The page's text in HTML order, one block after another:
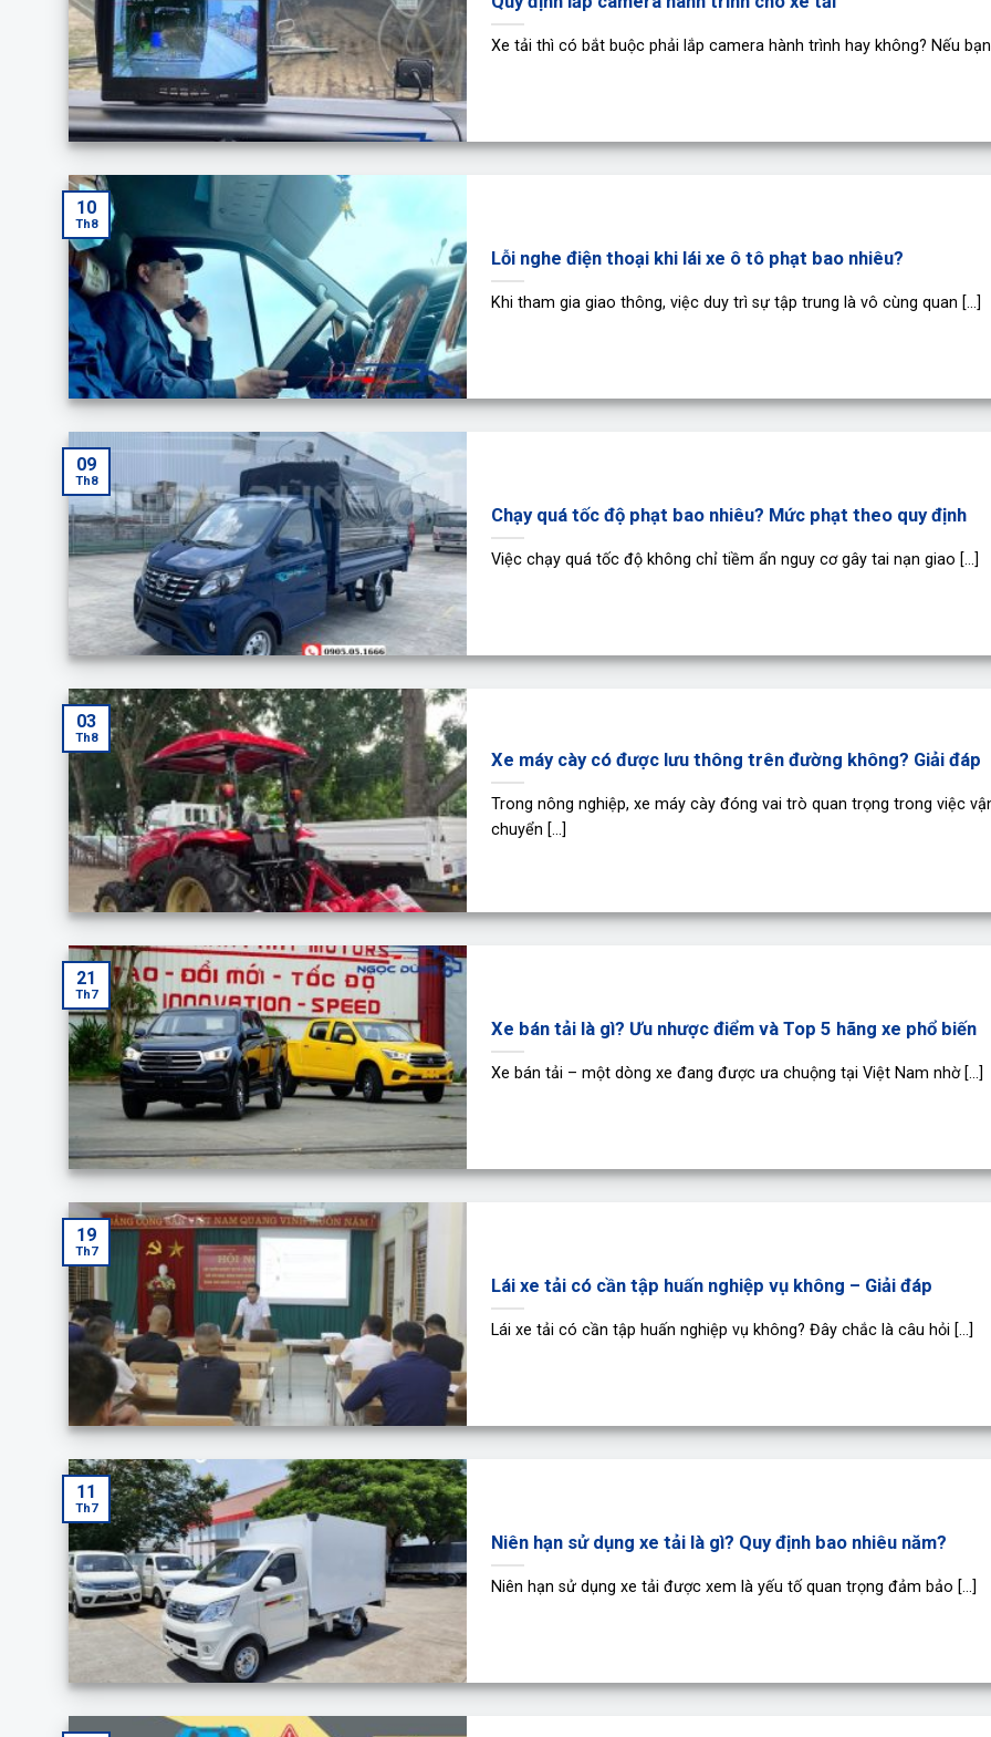
Xe tải thì có bắt buộc phải lắp camera hành trình hay không? Nếu bạn
Lỗi nghe điện thoại khi lái xe ô tô phạt bao nhiêu?
Khi tham gia giao thông, việc duy trì sự tập trung là vô cùng quan [...]
10
Th8
Chạy quá tốc độ phạt bao nhiêu? Mức phạt theo quy định
Việc chạy quá tốc độ không chỉ tiềm ẩn nguy cơ gây tai nạn giao [...]
09
Th8
Xe máy cày có được lưu thông trên đường không? Giải đáp
Trong nông nghiệp, xe máy cày đóng vai trò quan trọng trong việc
chuyển [...]
03
Th8
Xe bán tải là gì? Ưu nhược điểm và Top 5 hãng xe phổ biến
Xe bán tải – một dòng xe đang được ưa chuộng tại Việt Nam nhờ [...]
21
Th7
Lái xe tải có cần tập huấn nghiệp vụ không – Giải đáp
Lái xe tải có cần tập huấn nghiệp vụ không? Đây chắc là câu hỏi [...]
19
Th7
Niên hạn sử dụng xe tải là gì? Quy định bao nhiêu năm?
Niên hạn sử dụng xe tải được xem là yếu tố quan trọng đảm bảo [...]
11
Th7